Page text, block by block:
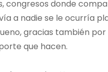
congresos donde
a nadie se le ocurría
gracias también
que hacen.